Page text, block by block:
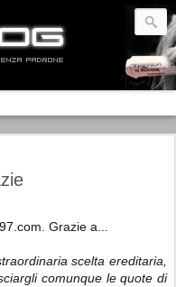
Grazie a...
scelta ereditaria,
comunque le quote di